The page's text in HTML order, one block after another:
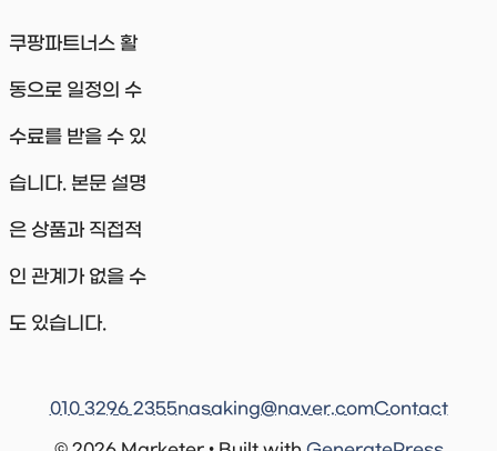
쿠팡파트너스 활
동으로 일정의 수
수료를 받을 수 있
습니다. 본문 설명
은 상품과 직접적
인 관계가 없을 수
도 있습니다.
010 3296 2355nasaking@naver.comContact